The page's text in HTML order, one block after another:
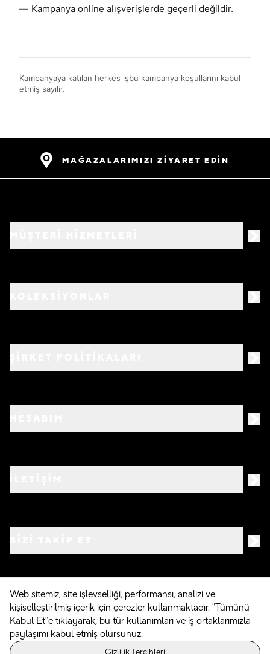
Kampanya online alışverişlerde geçerli değildir.
Kampanyaya katılan herkes işbu kampanya koşullarını kabul
etmiş sayılır.
MAĞAZALARIMIZI ZİYARET EDİN
©2026 Crocs.com.tr • Tüm hakları saklıdır
Powered By
Web sitemiz, site işlevselliği, performansı, analizi ve
kişiselleştirilmiş içerik için çerezler kullanmaktadır. "Tümünü
Kabul Et"e tıklayarak, bu tür kullanımları ve iş ortaklarımızla
paylaşımı kabul etmiş olursunuz.